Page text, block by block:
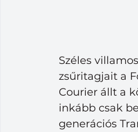
Széles
zsűritagjait a
Courier állt a
inkább csak
generációs